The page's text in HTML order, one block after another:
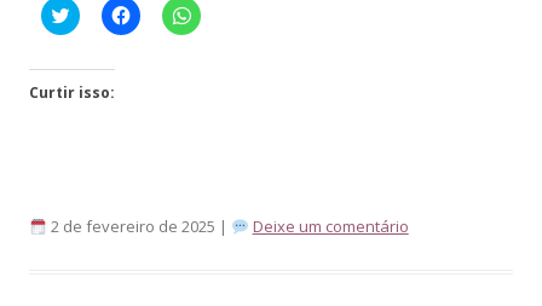
Click
to
Twitter(abre
em
Clique
para
Clique
para
Curtir isso:
2 de fevereiro de 2025 | Deixe um comentário